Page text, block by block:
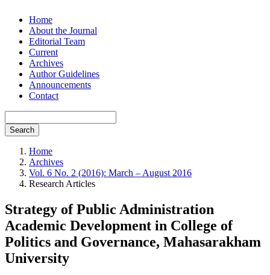
Home
About the Journal
Editorial Team
Current
Archives
Author Guidelines
Announcements
Contact
Search
Home
Archives
Vol. 6 No. 2 (2016): March – August 2016
Research Articles
Strategy of Public Administration
Academic Development in College of
Politics and Governance, Mahasarakham
University